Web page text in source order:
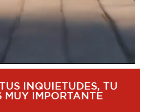
INQUIETUDES, TU
MUY IMPORTANTE